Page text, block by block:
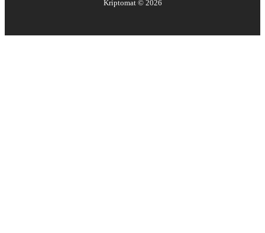
Kriptomat © 2026